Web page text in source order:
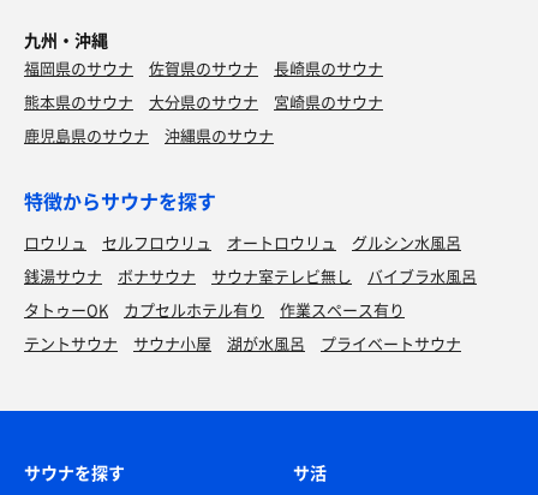
九州・沖縄
福岡県のサウナ 佐賀県のサウナ
長崎県のサウナ
熊本県のサウナ
大分県のサウナ
宮崎県のサウナ
鹿児島県のサウナ
沖縄県のサウナ
特徴からサウナを探す
ロウリュ セルフロウリュ オートロウリュ
グルシン水風呂
銭湯サウナ
ボナサウナ サウナ室テレビ無し
バイブラ水風呂
タトゥーOK
カプセルホテル有り
作業スペース有り
テントサウナ
サウナ小屋 湖が水風呂 プライベートサウナ
サウナを探す サ活